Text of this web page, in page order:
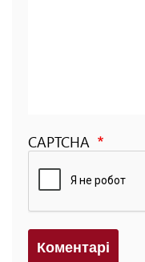
CAPTCHA
Коментарi